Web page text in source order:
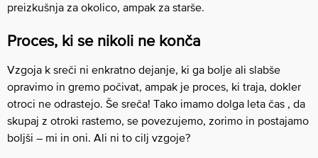
preizkušnja za okolico, ampak za starše.
Proces, ki se nikoli ne konča
Vzgoja k sreči ni enkratno dejanje, ki ga bolje ali slabše
opravimo in gremo počivat, ampak je proces, ki traja, dokler
otroci ne odrastejo. Še sreča! Tako imamo dolga leta čas , da
skupaj z otroki rastemo, se povezujemo, zorimo in postajamo
boljši – mi in oni. Ali ni to cilj vzgoje?